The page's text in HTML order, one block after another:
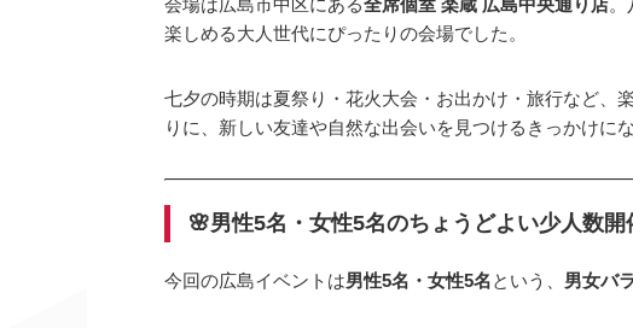
楽しめる大人世代にぴったりの会場でした。
七夕の時期は夏祭り・花火大会・お出かけ・旅行など、
りに、新しい友達や自然な出会いを見つけるきっかけに
🌸男性5名・女性5名のちょうどよい少人数開
今回の広島イベントは男性5名・女性5名という、 男女バ